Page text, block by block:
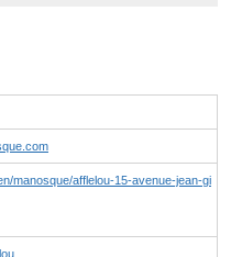
manosque/afflelou-15-avenue-jean-gi